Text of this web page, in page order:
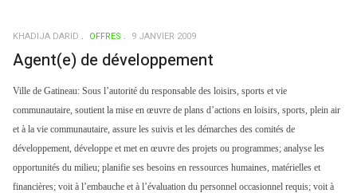
KHADIJA DARID OFFRES 9 JANVIER 2009
Agent(e) de développement
Ville de Gatineau: Sous l’autorité du responsable des loisirs, sports et vie
communautaire, soutient la mise en œuvre de plans d’actions en loisirs, sports, plein air
et à la vie communautaire, assure les suivis et les démarches des comités de
développement, développe et met en œuvre des projets ou programmes; analyse les
opportunités du milieu; planifie ses besoins en ressources humaines, matérielles et
financières; voit à l’embauche et à l’évaluation du personnel occasionnel requis; voit à